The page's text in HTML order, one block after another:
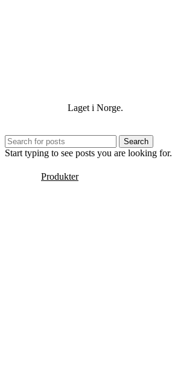
Laget i Norge.
Search
Start typing to see posts you are looking for.
Produkter